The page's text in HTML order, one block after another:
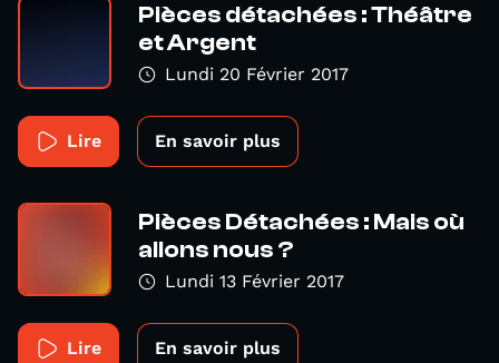
Pièces détachées : Théâtre
et Argent
Lundi 20 Février 2017
Lire En savoir plus
Pièces Détachées : Mais où
allons nous ?
Lundi 13 Février 2017
Lire En savoir plus